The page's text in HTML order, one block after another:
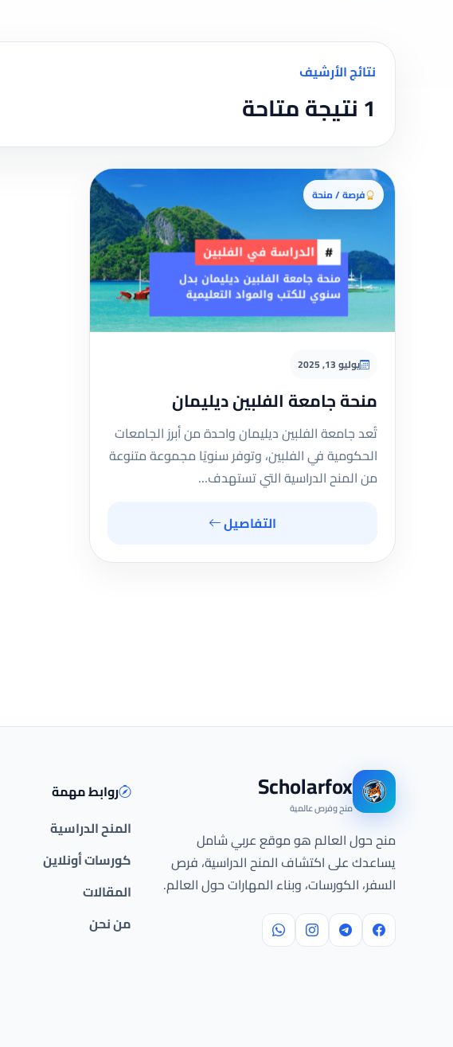
نتائج الأرشيف
1 نتيجة متاحة
فرصة / منحة
يوليو 13, 2025
منحة جامعة الفلبين ديليمان
تُعد جامعة الفلبين ديليمان واحدة من أبرز الجامعات
الحكومية في الفلبين، وتوفر سنويًا مجموعة متنوعة
من المنح الدراسية التي تستهدف…
التفاصيل
Scholarfox
منح وفرص عالمية
منح حول العالم هو موقع عربي شامل
يساعدك على اكتشاف المنح الدراسية، فرص
السفر، الكورسات، وبناء المهارات حول العالم.
روابط مهمة
المنح الدراسية
كورسات أونلاين
المقالات
من نحن